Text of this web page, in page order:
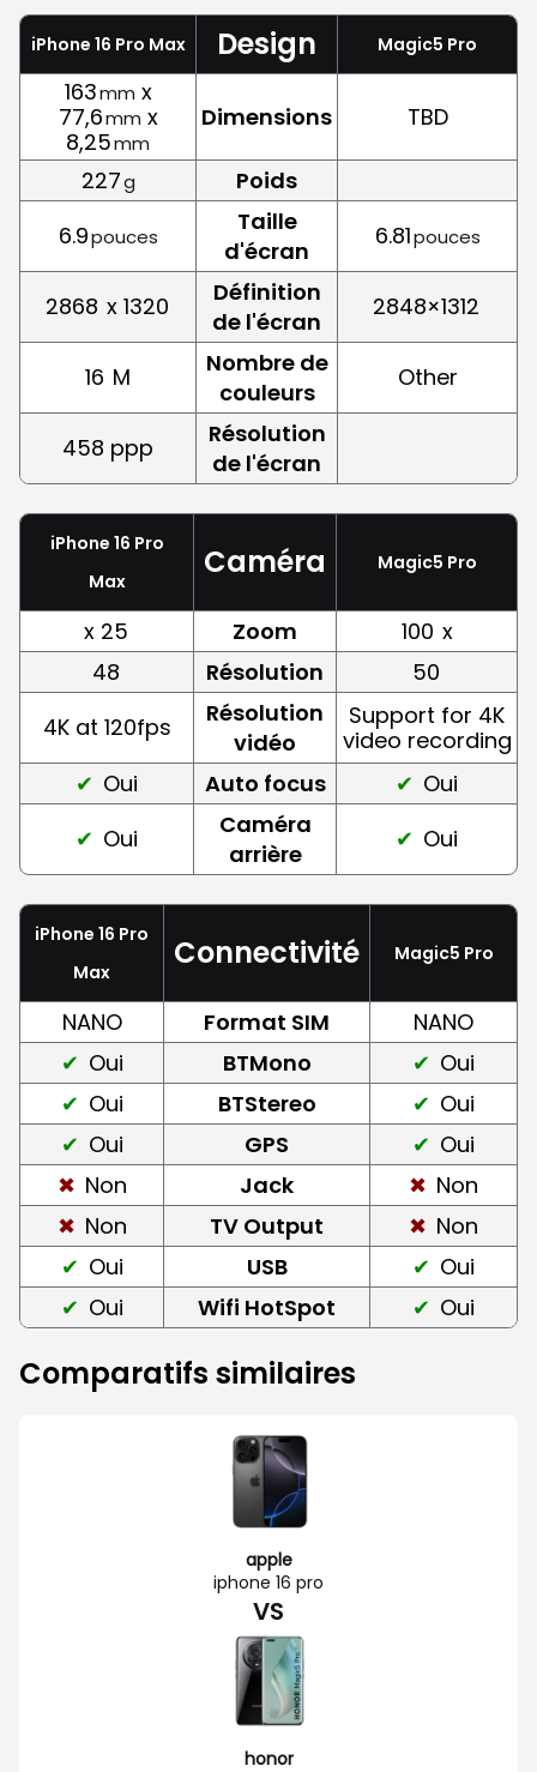
iPhone 16 Pro Max Design Magic5 Pro
163mm x
77,6mm x
8,25mm
Dimensions TBD
227g
Poids
6.9pouces
Taille
d'écran
6.81pouces
2868 x 1320
Définition
de l'écran
2848×1312
16 M
Nombre de
couleurs
Other
458 ppp
Résolution
de l'écran
iPhone 16 Pro
Max
Caméra Magic5 Pro
x 25 Zoom 100 x
48
Résolution
50
4K at 120fps
Résolution
vidéo
Support for 4K
video recording
Oui
Auto focus
Oui
Oui
Caméra
arrière
Oui
iPhone 16 Pro
Max
Connectivité Magic5 Pro
NANO Format SIM
NANO
Oui
BTMono
Oui
Oui
BTStereo
Oui
Oui
GPS
Oui
Non
Jack
Non
Non
TV Output
Non
Oui
USB
Oui
Oui
Wifi HotSpot Oui
Comparatifs similaires
apple
iphone 16 pro
VS
honor